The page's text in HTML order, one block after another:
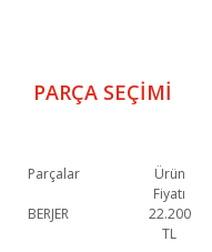
PARÇA SEÇIMI
Parçalar
Ürün
Fiyatı
BERJER
22.200
TL